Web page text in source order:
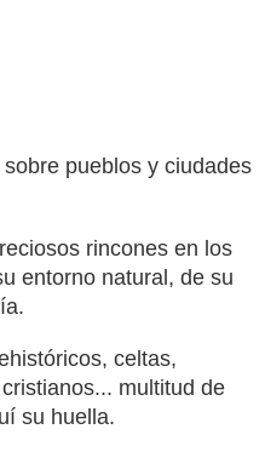
pueblos y ciudades
rincones en los
entorno natural, de su
celtas,
multitud de
su huella.